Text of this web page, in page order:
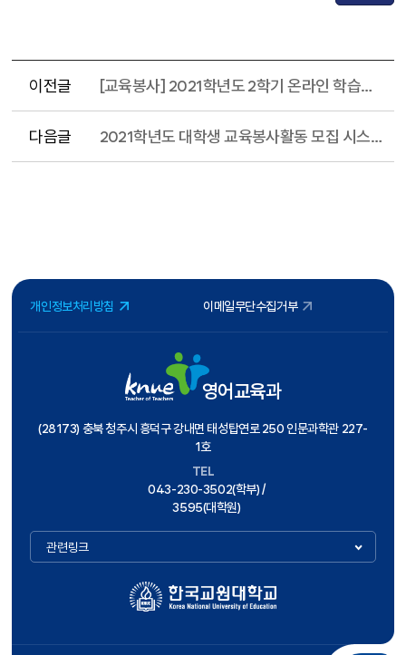
이전글 [교육봉사] 2021학년도 2학기 온라인 학습서포터 운영 계획 안내
다음글 2021학년도 대학생 교육봉사활동 모집 시스템 활용 안내(대전광역시교육청)
개인정보처리방침 이메일무단수집거부
영어교육과
(28173) 충북 청주시 흥덕구 강내면 태성탑연로 250 인문과학관 227-
1호
TEL
043-230-3502(학부) /
3595(대학원)
관련링크